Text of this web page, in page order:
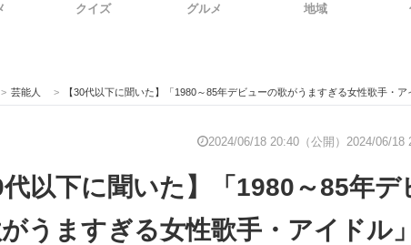
IT製品の技術・比較・事例
クイズ グルメ 地域
> 芸能人 > 【30代以下に聞いた】「1980～85年デビューの歌がうますぎる女性歌手・アイドル」ランキングTOP34！ 第1位は「松田聖子」【
2024/06/18 20:40（公開） 2024/06/18
代以下に聞いた】「1980～85年デ
うますぎる女性歌手・アイドル